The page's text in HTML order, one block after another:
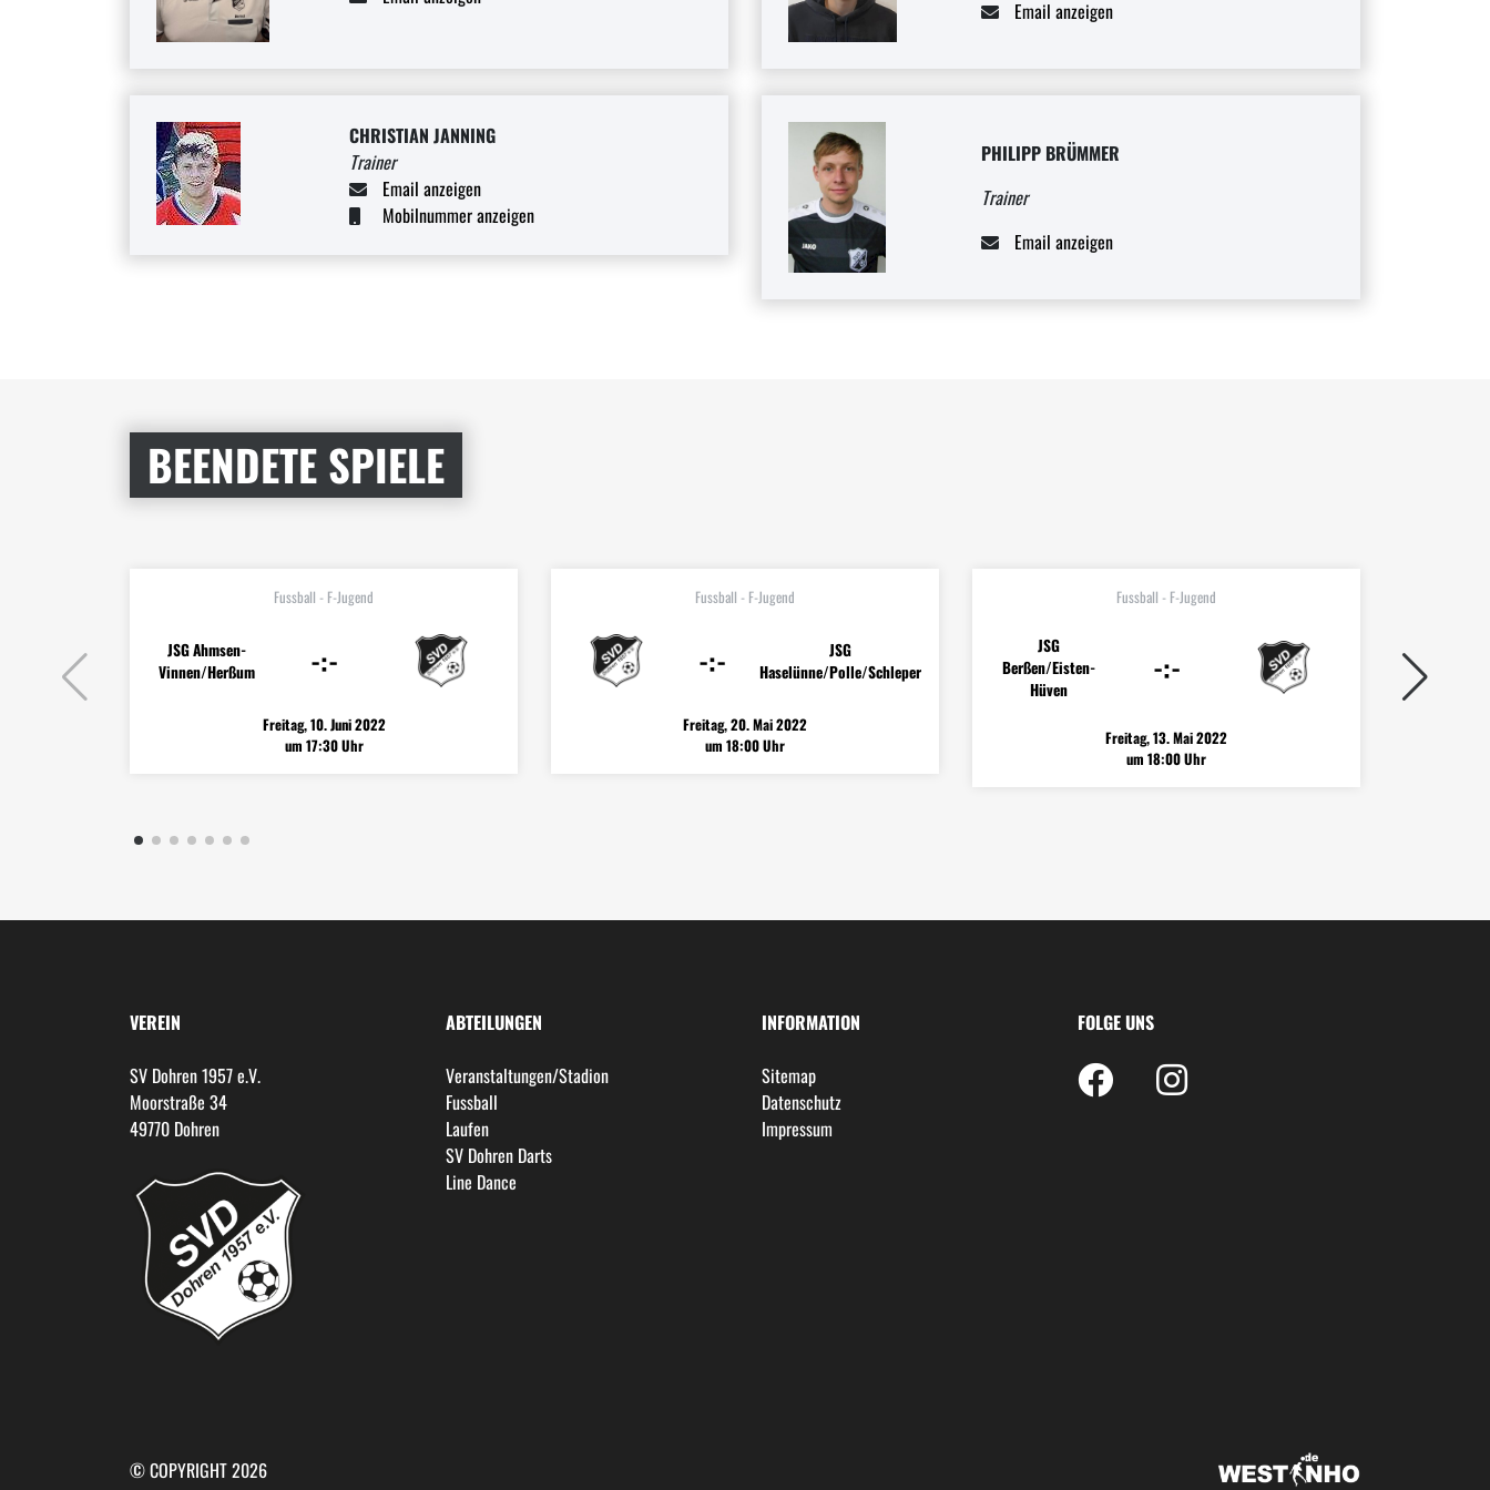
Email anzeigen
CHRISTIAN JANNING
Trainer
Email anzeigen
Mobilnummer anzeigen
PHILIPP BRÜMMER
Trainer
Email anzeigen
BEENDETE SPIELE
Fussball - F-Jugend
JSG Ahmsen-
Vinnen/Herßum
-:-
Freitag, 10. Juni 2022
um 17:30 Uhr
Fussball - F-Jugend
-:-
JSG
Haselünne/Polle/Schleper
Freitag, 20. Mai 2022
um 18:00 Uhr
Fussball - F-Jugend
JSG
Berßen/Eisten-
Hüven
-:-
Freitag, 13. Mai 2022
um 18:00 Uhr
VEREIN
SV Dohren 1957 e.V.
Moorstraße 34
49770 Dohren
ABTEILUNGEN
Veranstaltungen/Stadion
Fussball
Laufen
SV Dohren Darts
Line Dance
INFORMATION
Sitemap
Datenschutz
Impressum
FOLGE UNS
© COPYRIGHT 2026